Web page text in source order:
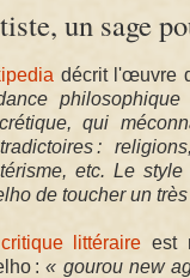
un sage
décrit l'œuvre
qui
:
etc. Le
de toucher un
critique littéraire est
:« gourou new